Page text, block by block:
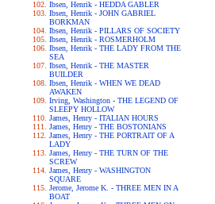
Ibsen, Henrik - HEDDA GABLER
Ibsen, Henrik - JOHN GABRIEL
BORKMAN
Ibsen, Henrik - PILLARS OF SOCIETY
Ibsen, Henrik - ROSMERHOLM
Ibsen, Henrik - THE LADY FROM THE
SEA
Ibsen, Henrik - THE MASTER
BUILDER
Ibsen, Henrik - WHEN WE DEAD
AWAKEN
Irving, Washington - THE LEGEND OF
SLEEPY HOLLOW
James, Henry - ITALIAN HOURS
James, Henry - THE BOSTONIANS
James, Henry - THE PORTRAIT OF A
LADY
James, Henry - THE TURN OF THE
SCREW
James, Henry - WASHINGTON
SQUARE
Jerome, Jerome K. - THREE MEN IN A
BOAT